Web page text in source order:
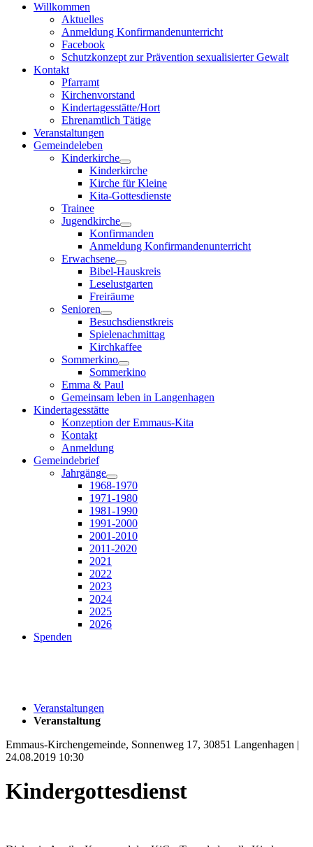
Willkommen
Aktuelles
Anmeldung Konfirmandenunterricht
Facebook
Schutzkonzept zur Prävention sexualisierter Gewalt
Kontakt
Pfarramt
Kirchenvorstand
Kindertagesstätte/Hort
Ehrenamtlich Tätige
Veranstaltungen
Gemeindeleben
Kinderkirche
Kinderkirche
Kirche für Kleine
Kita-Gottesdienste
Trainee
Jugendkirche
Konfirmanden
Anmeldung Konfirmandenunterricht
Erwachsene
Bibel-Hauskreis
Leselustgarten
Freiräume
Senioren
Besuchsdienstkreis
Spielenachmittag
Kirchkaffee
Sommerkino
Sommerkino
Emma & Paul
Gemeinsam leben in Langenhagen
Kindertagesstätte
Konzeption der Emmaus-Kita
Kontakt
Anmeldung
Gemeindebrief
Jahrgänge
1968-1970
1971-1980
1981-1990
1991-2000
2001-2010
2011-2020
2021
2022
2023
2024
2025
2026
Spenden
Veranstaltungen
Veranstaltung
Emmaus-Kirchengemeinde, Sonnenweg 17, 30851 Langenhagen |
24.08.2019 10:30
Kindergottesdienst